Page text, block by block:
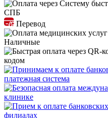
СПБ
Перевод
Наличные
кодом